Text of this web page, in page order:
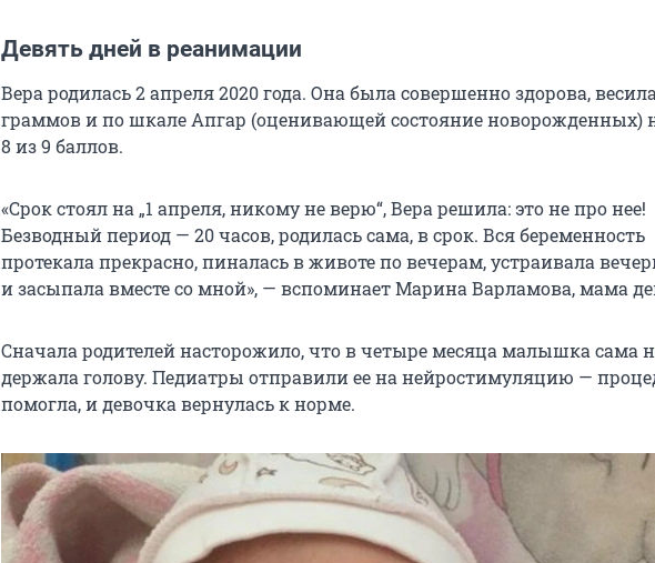
Девять дней в реанимации
Вера родилась 2 апреля 2020 года. Она была совершенно здорова,
граммов и по шкале Апгар (оценивающей состояние новорожденных)
8 из 9 баллов.
«Срок стоял на „1 апреля, никому не верю“, Вера решила: это не про нее!
Безводный период — 20 часов, родилась сама, в срок. Вся беременность
протекала прекрасно, пиналась в животе по вечерам, устраивала
и засыпала вместе со мной», — вспоминает Марина Варламова, мама
Сначала родителей насторожило, что в четыре месяца малышка сама
держала голову. Педиатры отправили ее на нейростимуляцию —
помогла, и девочка вернулась к норме.